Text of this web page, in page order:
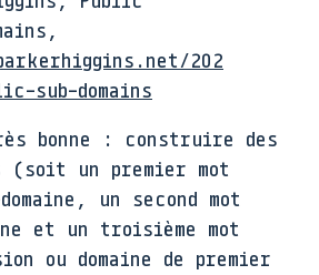
202
sub-domains
bonne : construire des
(soit un premier mot
un second mot
et un troisième mot
ou domaine de premier